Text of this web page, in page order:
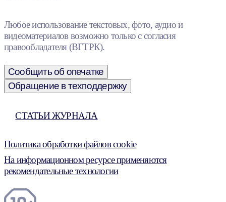
Любое использование текстовых, фото, аудио и
видеоматериалов возможно только с согласия
правообладателя (ВГТРК).
Сообщить об опечатке
Обращение в техподдержку
СТАТЬИ ЖУРНАЛА
Политика обработки файлов cookie
На информационном ресурсе применяются
рекомендательные технологии